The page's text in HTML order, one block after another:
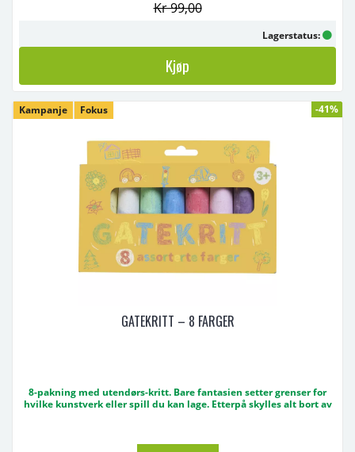
Kr 99,00
Lagerstatus:
Kjøp
Kampanje Fokus -41%
GATEKRITT – 8 FARGER
8-pakning med utendørs-kritt. Bare fantasien setter grenser for
hvilke kunstverk eller spill du kan lage. Etterpå skylles alt bort av